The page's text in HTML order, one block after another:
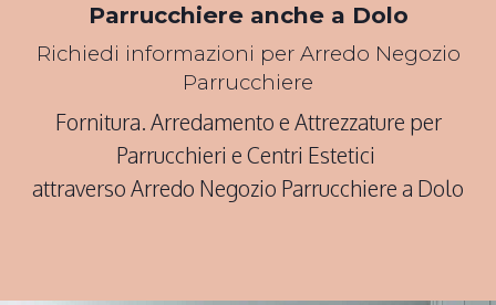
Parrucchiere anche a Dolo
Richiedi informazioni per Arredo Negozio
Parrucchiere
Fornitura. Arredamento e Attrezzature per
Parrucchieri e Centri Estetici
attraverso Arredo Negozio Parrucchiere a Dolo